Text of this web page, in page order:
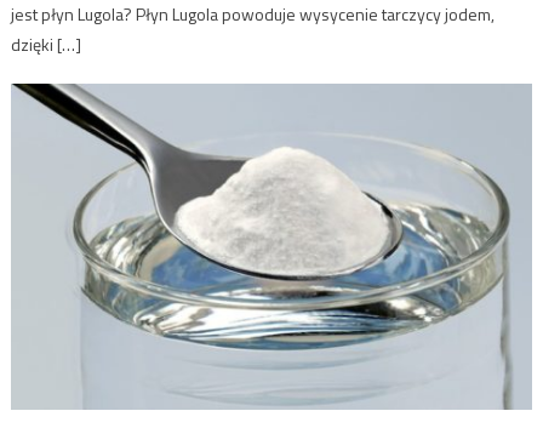
jest płyn Lugola? Płyn Lugola powoduje wysycenie tarczycy jodem,
dzięki […]